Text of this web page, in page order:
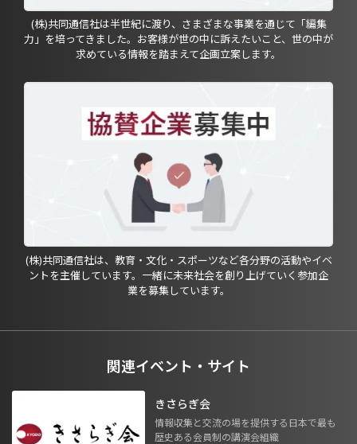
(株)共同通信社は半世紀に渡り、さまざまな事業を通じて「編集
力」を培ってきました。お客様が世の中に訴えたいこと、世の中が
求めている情報を踏まえて企画立案します。
(株)共同通信社は、教育・文化・スポーツなど各分野の活動やイベ
ントを主催しています。一緒に未来社会を創り上げていく参加企
業を募集しています。
関連イベント・サイト
きさらぎ会
情報収集と交流の場を提供する日本で最も
歴史ある会員制の講演会組織